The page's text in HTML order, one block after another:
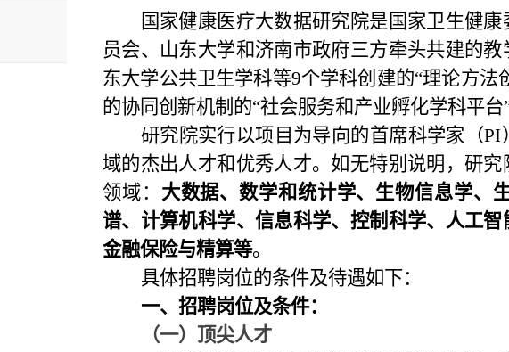
国家健康医疗大数据研究院是国家卫生健
员会、山东大学和济南市政府三方牵头共建的
东大学公共卫生学科等9个学科创建的“理论方法
的协同创新机制的“社会服务和产业孵化学科平台”
研究院实行以项目为导向的首席科学家（PI
域的杰出人才和优秀人才。如无特别说明，研
领域： 大数据、数学和统计学、生物信息学、
谱、计算机科学、信息科学、控制科学、人工
金融保险与精算等。
具体招聘岗位的条件及待遇如下：
一、招聘岗位及条件：
（一）顶尖人才